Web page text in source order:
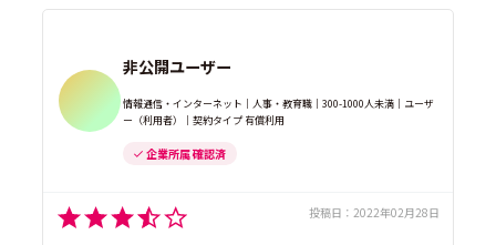
非公開ユーザー
情報通信・インターネット｜人事・教育職｜300-1000人未満｜ユーザ
ー（利用者）｜契約タイプ 有償利用
企業所属 確認済
投稿日： 2022年02月28日